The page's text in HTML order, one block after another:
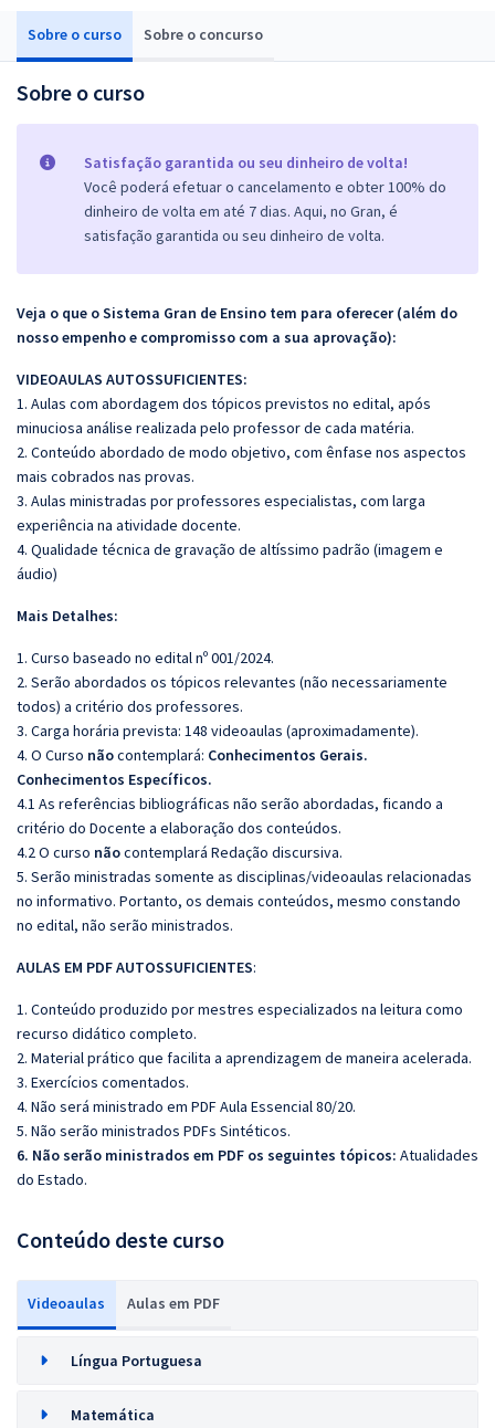
Sobre o curso Sobre o concurso
Sobre o curso
Satisfação garantida ou seu dinheiro de volta!
Você poderá efetuar o cancelamento e obter 100% do
dinheiro de volta em até 7 dias. Aqui, no Gran, é
satisfação garantida ou seu dinheiro de volta.
Veja o que o Sistema Gran de Ensino tem para oferecer (além do
nosso empenho e compromisso com a sua aprovação):
VIDEOAULAS AUTOSSUFICIENTES:
1. Aulas com abordagem dos tópicos previstos no edital, após
minuciosa análise realizada pelo professor de cada matéria.
2. Conteúdo abordado de modo objetivo, com ênfase nos aspectos
mais cobrados nas provas.
3. Aulas ministradas por professores especialistas, com larga
experiência na atividade docente.
4. Qualidade técnica de gravação de altíssimo padrão (imagem e
áudio)
Mais Detalhes:
1. Curso baseado no edital nº 001/2024.
2. Serão abordados os tópicos relevantes (não necessariamente
todos) a critério dos professores.
3. Carga horária prevista: 148 videoaulas (aproximadamente).
4. O Curso nãocontemplará: Conhecimentos Gerais.
Conhecimentos Específicos.
4.1 As referências bibliográficas não serão abordadas, ficando a
critério do Docente a elaboração dos conteúdos.
4.2 O curso nãocontemplará Redação discursiva.
5. Serão ministradas somente as disciplinas/videoaulas relacionadas
no informativo. Portanto, os demais conteúdos, mesmo constando
no edital, não serão ministrados.
AULAS EM PDF AUTOSSUFICIENTES:
1. Conteúdo produzido por mestres especializados na leitura como
recurso didático completo.
2. Material prático que facilita a aprendizagem de maneira acelerada.
3. Exercícios comentados.
4. Não será ministrado em PDF Aula Essencial 80/20.
5. Não serão ministrados PDFs Sintéticos.
6. Não serão ministrados em PDF os seguintes tópicos: Atualidades
do Estado.
Conteúdo deste curso
Videoaulas Aulas em PDF
Língua Portuguesa
Matemática